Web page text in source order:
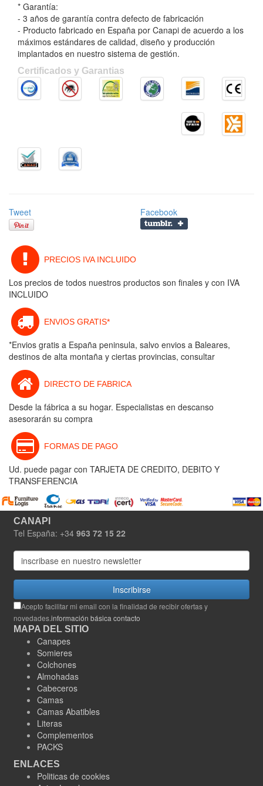
* Garantía:
- 3 años de garantía contra defecto de fabricación
- Producto fabricado en España por Canapi de acuerdo a los
máximos estándares de calidad, diseño y producción
implantados en nuestro sistema de gestión.
Certificados y Garantias
Tweet Facebook
PRECIOS IVA INCLUIDO
Los precios de todos nuestros productos son finales y con IVA
INCLUIDO
ENVIOS GRATIS*
*Envios gratis a España peninsula, salvo envios a Baleares,
destinos de alta montaña y ciertas provincias, consultar
DIRECTO DE FABRICA
Desde la fábrica a su hogar. Especialistas en descanso
asesorarán su compra
FORMAS DE PAGO
Ud. puede pagar con TARJETA DE CREDITO, DEBITO Y
TRANSFERENCIA
CANAPI
Tel España: +34 963 72 15 22
Inscribirse
Acepto facilitar mi email con la finalidad de recibir ofertas y
novedades.información básica contacto
MAPA DEL SITIO
Canapes
Somieres
Colchones
Almohadas
Cabeceros
Camas
Camas Abatibles
Literas
Complementos
PACKS
ENLACES
Politicas de cookies